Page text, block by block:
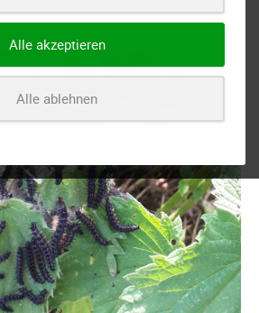
Alle akzeptieren
Alle ablehnen